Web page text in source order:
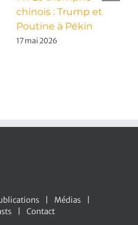
chinois : Trump et
Poutine à Pékin
17 mai 2026
Médias
Contact